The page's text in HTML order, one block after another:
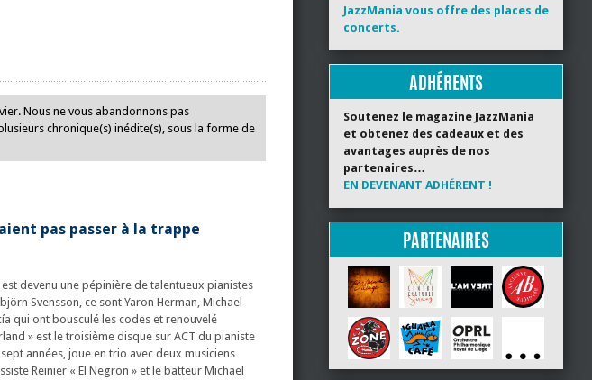
Nous ne vous abandonnons pas
chronique(s) inédite(s), sous la forme de
pas passer à la trappe
devenu une pépinière de talentueux pianistes
Svensson, ce sont Yaron Herman, Michael
qui ont bousculé les codes et renouvelé
» est le troisième disque sur ACT du pianiste
années, joue en trio avec deux musiciens
Reinier « El Negron » et le batteur Michael
JazzMania vous offre des places de
concerts.
ADHÉRENTS
Soutenez le magazine JazzMania
et obtenez des cadeaux et des
avantages auprès de nos
partenaires…
EN DEVENANT ADHÉRENT !
PARTENAIRES